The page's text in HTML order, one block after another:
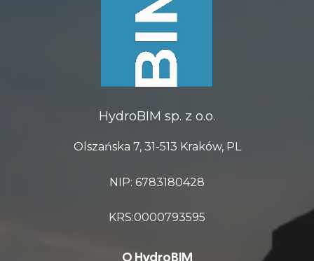
HydroBIM sp. z o.o.
Olszańska 7, 31-513 Kraków, PL
NIP: 6783180428
KRS:0000793595
O HydroBIM